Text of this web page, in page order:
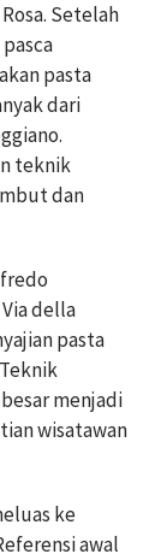
Setelah
pasta
dari
teknik
dan
della
pasta
menjadi
wisatawan
ke
awal